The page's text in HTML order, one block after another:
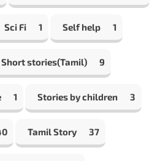
Sci Fi 1 Self help 1
Short stories(Tamil) 9
1 Stories by children 3
Tamil Story 37